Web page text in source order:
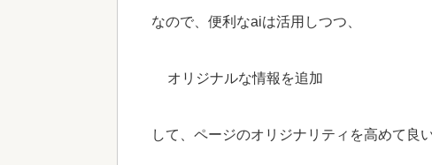
なので、便利なaiは活用しつつ、
オリジナルな情報を追加
して、ページのオリジナリティを高めて良